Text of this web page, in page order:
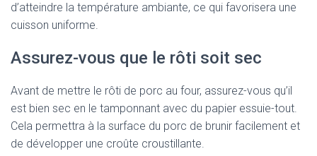
d’atteindre la température ambiante, ce qui favorisera une
cuisson uniforme.
Assurez-vous que le rôti soit sec
Avant de mettre le rôti de porc au four, assurez-vous qu’il
est bien sec en le tamponnant avec du papier essuie-tout.
Cela permettra à la surface du porc de brunir facilement et
de développer une croûte croustillante.